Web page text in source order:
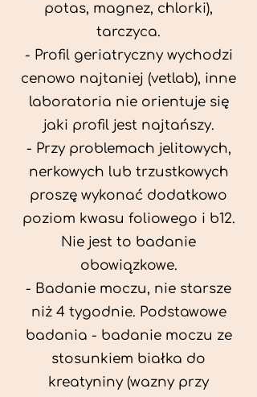
potas, magnez, chlorki),
tarczyca.
- Profil geriatryczny wychodzi
cenowo najtaniej (vetlab), inne
laboratoria nie orientuje się
jaki profil jest najtańszy.
- Przy problemach jelitowych,
nerkowych lub trzustkowych
proszę wykonać dodatkowo
poziom kwasu foliowego i b12.
Nie jest to badanie
obowiązkowe.
- Badanie moczu, nie starsze
niż 4 tygodnie. Podstawowe
badania - badanie moczu ze
stosunkiem białka do
kreatyniny (wazny przy